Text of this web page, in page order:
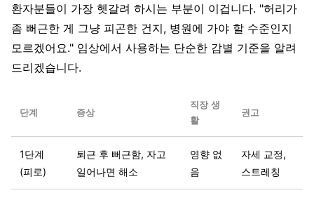
환자분들이 가장 헷갈려 하시는 부분이 이겁니다. "허리가
좀 뻐근한 게 그냥 피곤한 건지, 병원에 가야 할 수준인지
모르겠어요." 임상에서 사용하는 단순한 감별 기준을 알려
드리겠습니다.
단계 증상
직장 생
활
권고
1단계
(피로)
퇴근 후 뻐근함, 자고
일어나면 해소
영향 없
음
자세 교정,
스트레칭